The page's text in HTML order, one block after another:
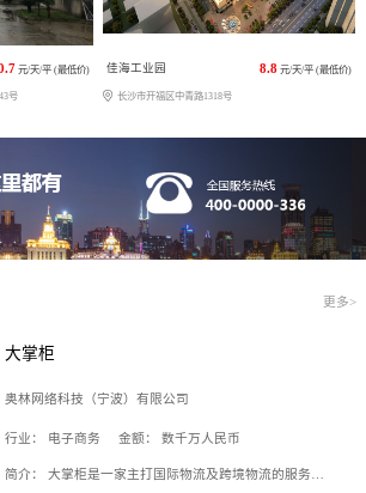
元/天/平 (最低价)
号
佳海工业园 8.8 元/天/平 (最低价)
长沙市开福区中青路1318号
更多>
大掌柜
奥林网络科技（宁波）有限公司
行业： 电子商务 金额： 数千万人民币
简介： 大掌柜是一家主打国际物流及跨境物流的服务云平台，致力于帮助全球国际物流企业在互联网上建立自己的平台，核心产品包括运价通、生意通、业务通、订舱通、招财通等，奥林网络科技（宁波）有限公司旗下产品。